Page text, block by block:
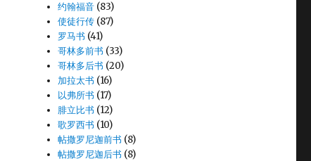
约翰福音 (83)
使徒行传 (87)
罗马书 (41)
哥林多前书 (33)
哥林多后书 (20)
加拉太书 (16)
以弗所书 (17)
腓立比书 (12)
歌罗西书 (10)
帖撒罗尼迦前书 (8)
帖撒罗尼迦后书 (8)